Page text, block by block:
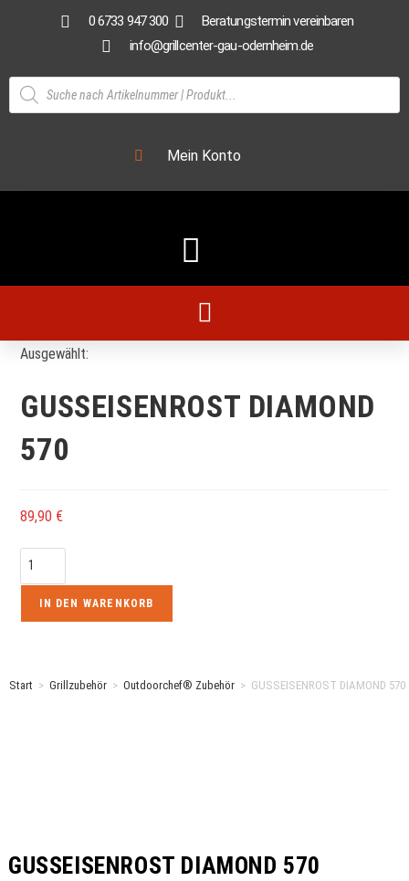
0 6733 947 300
Beratungstermin vereinbaren
info@grillcenter-gau-odernheim.de
Mein Konto
Ausgewählt:
GUSSEISENROST DIAMOND
570
89,90 €
IN DEN WARENKORB
Start > Grillzubehör > Outdoorchef® Zubehör > GUSSEISENROST DIAMOND 570
GUSSEISENROST DIAMOND 570